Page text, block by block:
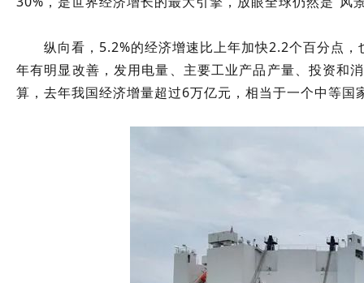
纵向看，5.2%的经济增速比上年加快2.2个百分点
年有明显改善，发用电量、主要工业产品产量、投资和
算，去年我国经济增量超过6万亿元，相当于一个中等国